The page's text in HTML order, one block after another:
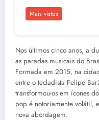
Mais vistos
Nos últimos cinco anos, a
as paradas musicais do
Formada em 2015, na
entre o tecladista Felipe
transformou-os em ícones
pop é notoriamente volátil,
nova abordagem.